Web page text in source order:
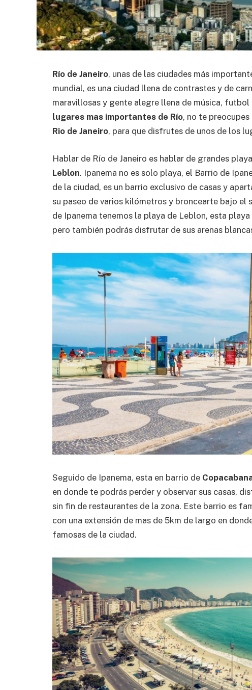
Río de Janeiro, unas de las ciudades más
mundial, es una ciudad llena de contrastes y de
maravillosas y gente alegre llena de música,
lugares mas importantes de Río, no te
Rio de Janeiro, para que disfrutes de unos de los
Hablar de Río de Janeiro es hablar de grandes
Leblon. Ipanema no es solo playa, el Barrio de
de la ciudad, es un barrio exclusivo de casas y
su paseo de varios kilómetros y broncearte bajo el
de Ipanema tenemos la playa de Leblon, esta
pero también podrás disfrutar de sus arenas
Seguido de Ipanema, esta en barrio de
en donde te podrás perder y observar sus casas,
sin fin de restaurantes de la zona. Este barrio es
con una extensión de mas de 5km de largo en
famosas de la ciudad.